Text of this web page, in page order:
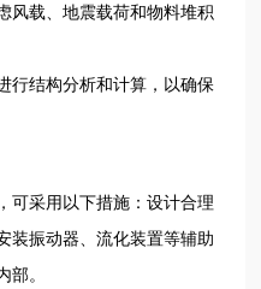
风载、地震载荷和物料堆积
行结构分析和计算，以确保
可采用以下措施：设计合理
装振动器、流化装置等辅助
部。